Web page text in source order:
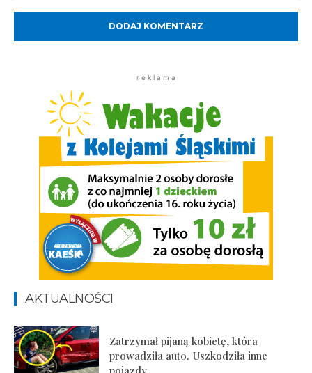
r e k l a m a
AKTUALNOŚCI
Zatrzymał pijaną kobietę, która
prowadziła auto. Uszkodziła inne
pojazdy